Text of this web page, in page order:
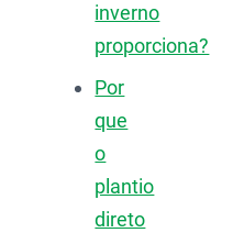
inverno
proporciona?
Por
que
o
plantio
direto